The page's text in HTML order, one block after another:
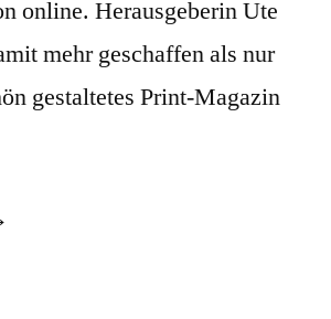
online. Herausgeberin Ute
mehr geschaffen als nur
gestaltetes Print-Magazin